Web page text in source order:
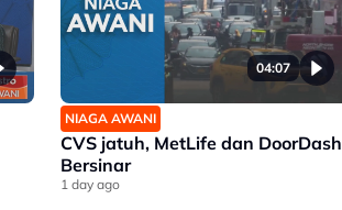
04:07
NIAGA AWANI
CVS jatuh, MetLife dan DoorDash
Bersinar
1 day ago